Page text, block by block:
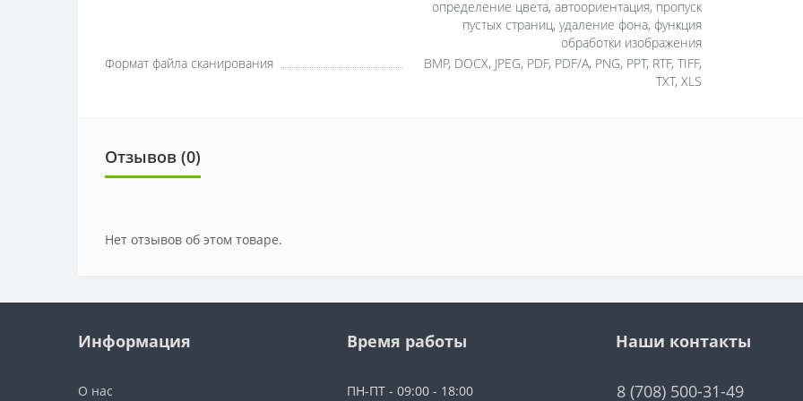
определение цвета, автоориентация, пропуск
пустых страниц, удаление фона, функция
обработки изображения
Формат файла сканирования
BMP, DOCX, JPEG, PDF, PDF/A, PNG, PPT, RTF, TIFF,
TXT, XLS
Отзывов (0)
Нет отзывов об этом товаре.
Информация
О нас
Время работы
ПН-ПТ - 09:00 - 18:00
Наши контакты
8 (708) 500-31-49